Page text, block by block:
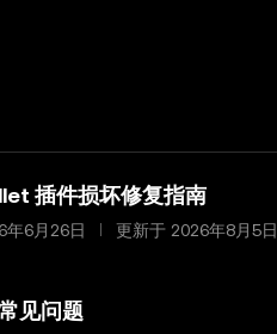
插件损坏修复指南
年6月26日 更新于 2026年8月5日
见问题